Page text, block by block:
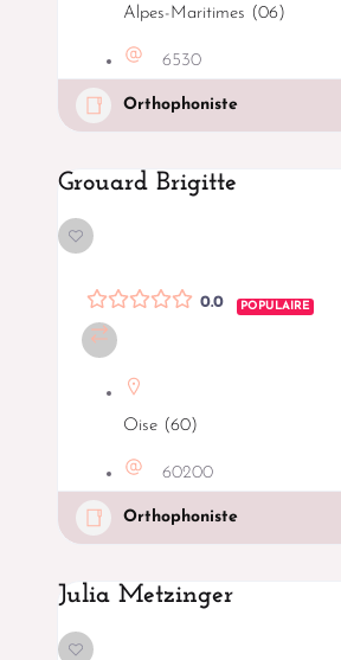
Alpes-Maritimes (06)
6530
Orthophoniste
Grouard Brigitte
0.0 POPULAIRE
Oise (60)
60200
Orthophoniste
Julia Metzinger